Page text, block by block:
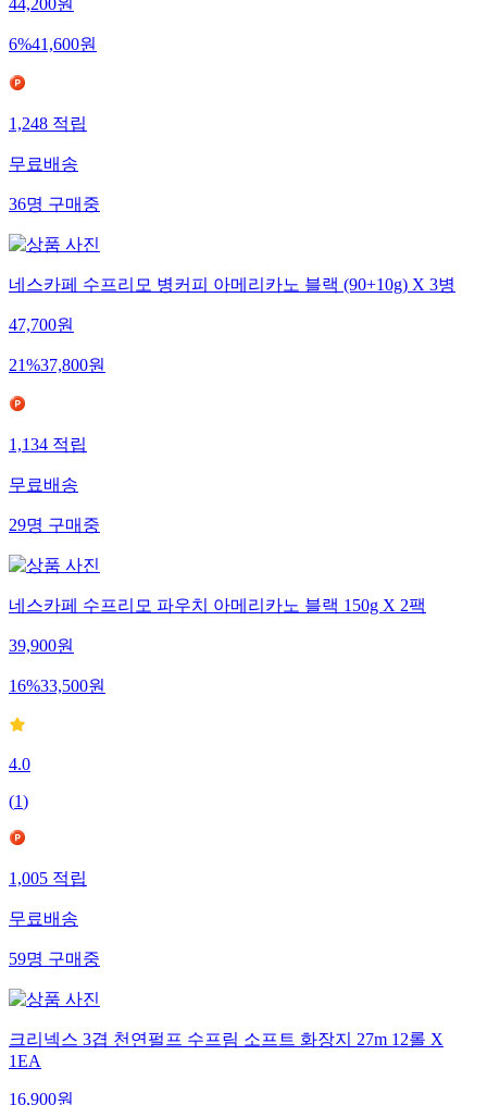
44,200원
6%41,600원
1,248적립
무료배송
36명구매중
네스카페 수프리모 병커피 아메리카노 블랙 (90+10g) X 3병
47,700원
21%37,800원
1,134적립
무료배송
29명구매중
네스카페 수프리모 파우치 아메리카노 블랙 150g X 2팩
39,900원
16%33,500원
4.0
(1)
1,005적립
무료배송
59명구매중
크리넥스 3겹 천연펄프 수프림 소프트 화장지 27m 12롤 X
1EA